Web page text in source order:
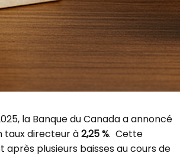
la Banque du Canada a annoncé
taux directeur à2,25 %. Cette
après plusieurs baisses au cours de